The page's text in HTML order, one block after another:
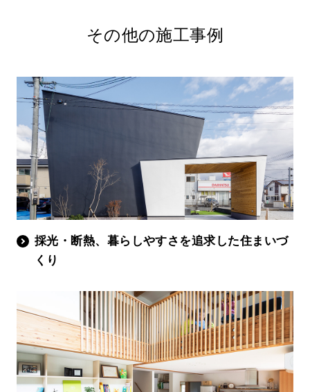
その他の施工事例
採光・断熱、暮らしやすさを追求した住まいづ
くり